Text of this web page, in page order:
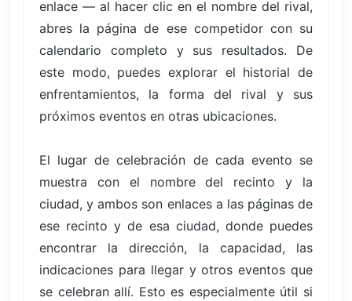
enlace — al hacer clic en el nombre del rival,
abres la página de ese competidor con su
calendario completo y sus resultados. De
este modo, puedes explorar el historial de
enfrentamientos, la forma del rival y sus
próximos eventos en otras ubicaciones.
El lugar de celebración de cada evento se
muestra con el nombre del recinto y la
ciudad, y ambos son enlaces a las páginas de
ese recinto y de esa ciudad, donde puedes
encontrar la dirección, la capacidad, las
indicaciones para llegar y otros eventos que
se celebran allí. Esto es especialmente útil si